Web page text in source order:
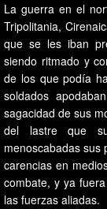
La guerra en el
Tripolitania,
que se les iban
siendo ritmado y
de los que podía
soldados
sagacidad de sus
del lastre que
menoscabadas sus
carencias en
combate, y ya
las fuerzas aliadas.